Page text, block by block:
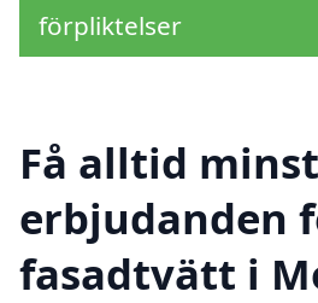
förpliktelser
Få alltid
erbjudanden
fasadtvätt i